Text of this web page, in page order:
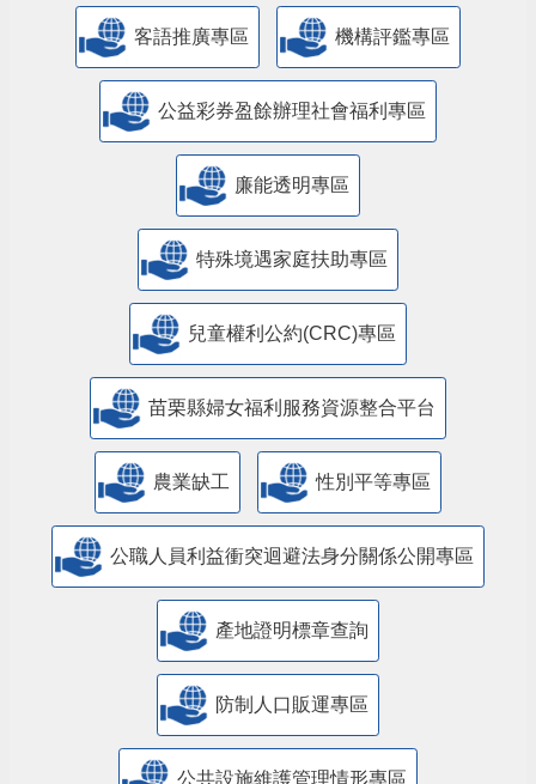
客語推廣專區 機構評鑑專區
公益彩券盈餘辦理社會福利專區
廉能透明專區
特殊境遇家庭扶助專區
兒童權利公約(CRC)專區
苗栗縣婦女福利服務資源整合平台
農業缺工 性別平等專區
公職人員利益衝突迴避法身分關係公開專區
產地證明標章查詢
防制人口販運專區
​公共設施維護管理情形專區